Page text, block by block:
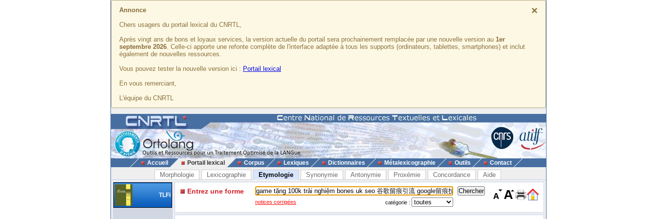
×
Annonce
Chers usagers du portail lexical du CNRTL,
Après vingt ans de bons et loyaux services, la version actuelle du portail sera prochainement remplacée par une nouvelle version au 1er
septembre 2026. Celle-ci apporte une refonte complète de l'interface adaptée à tous les supports (ordinateurs, tablettes, smartphones) et inclut
également de nouvelles ressources.
Vous pouvez tester la nouvelle version ici : Portail lexical
En vous remerciant,
L'équipe du CNRTL
Accueil Portail lexical Corpus Lexiques Dictionnaires Métalexicographie Outils Contact
Morphologie Lexicographie Etymologie Synonymie Antonymie Proxémie Concordance Aide
TLFi Entrez une forme
notices corrigées catégorie :